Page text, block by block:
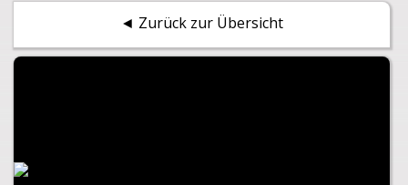
◄ Zurück zur Übersicht